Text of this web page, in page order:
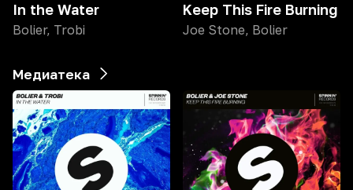
In the Water
Bolier, Trobi
Keep This Fire Burning
Joe Stone, Bolier
Медиатека